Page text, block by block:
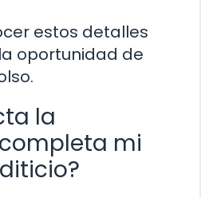
estos detalles
oportunidad de
la
mi